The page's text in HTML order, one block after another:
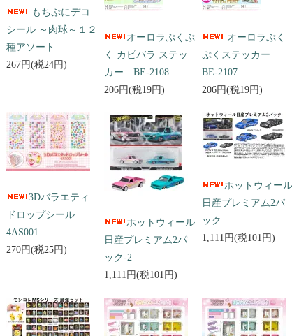
もちぷにデコ
シール ～肉球～１２
種アソート
267円(税24円)
オーロラぷくぷ
く カピバラ ステッ
カー BE-2108
206円(税19円)
オーロラぷく
ぷくステッカー
BE-2107
206円(税19円)
3Dバラエティ
ドロップシール
4AS001
270円(税25円)
ホットウィール
日産プレミアム2パ
ック-2
1,111円(税101円)
ホットウィール
日産プレミアム2パ
ック
1,111円(税101円)